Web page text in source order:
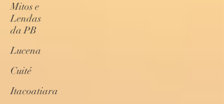
Mitos e
Lendas
da PB
Lucena
Cuité
Itacoatiara